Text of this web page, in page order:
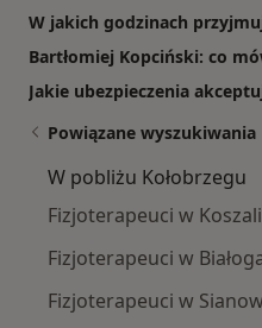
W jakich godzinach
Bartłomiej Kopciński: co
Jakie ubezpieczenia
Powiązane wyszukiwania
W pobliżu Kołobrzegu
Fizjoterapeuci w
Fizjoterapeuci w
Fizjoterapeuci w